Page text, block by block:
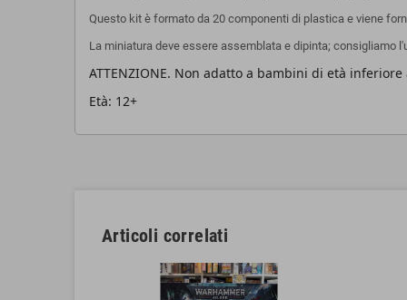
Questo kit è formato da 20 componenti di plastica e viene
La miniatura deve essere assemblata e dipinta; consigliamo
ATTENZIONE. Non adatto a bambini di età
Età: 12+
Articoli correlati